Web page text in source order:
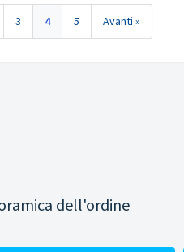
3 4 5 Avanti »
dell'ordine